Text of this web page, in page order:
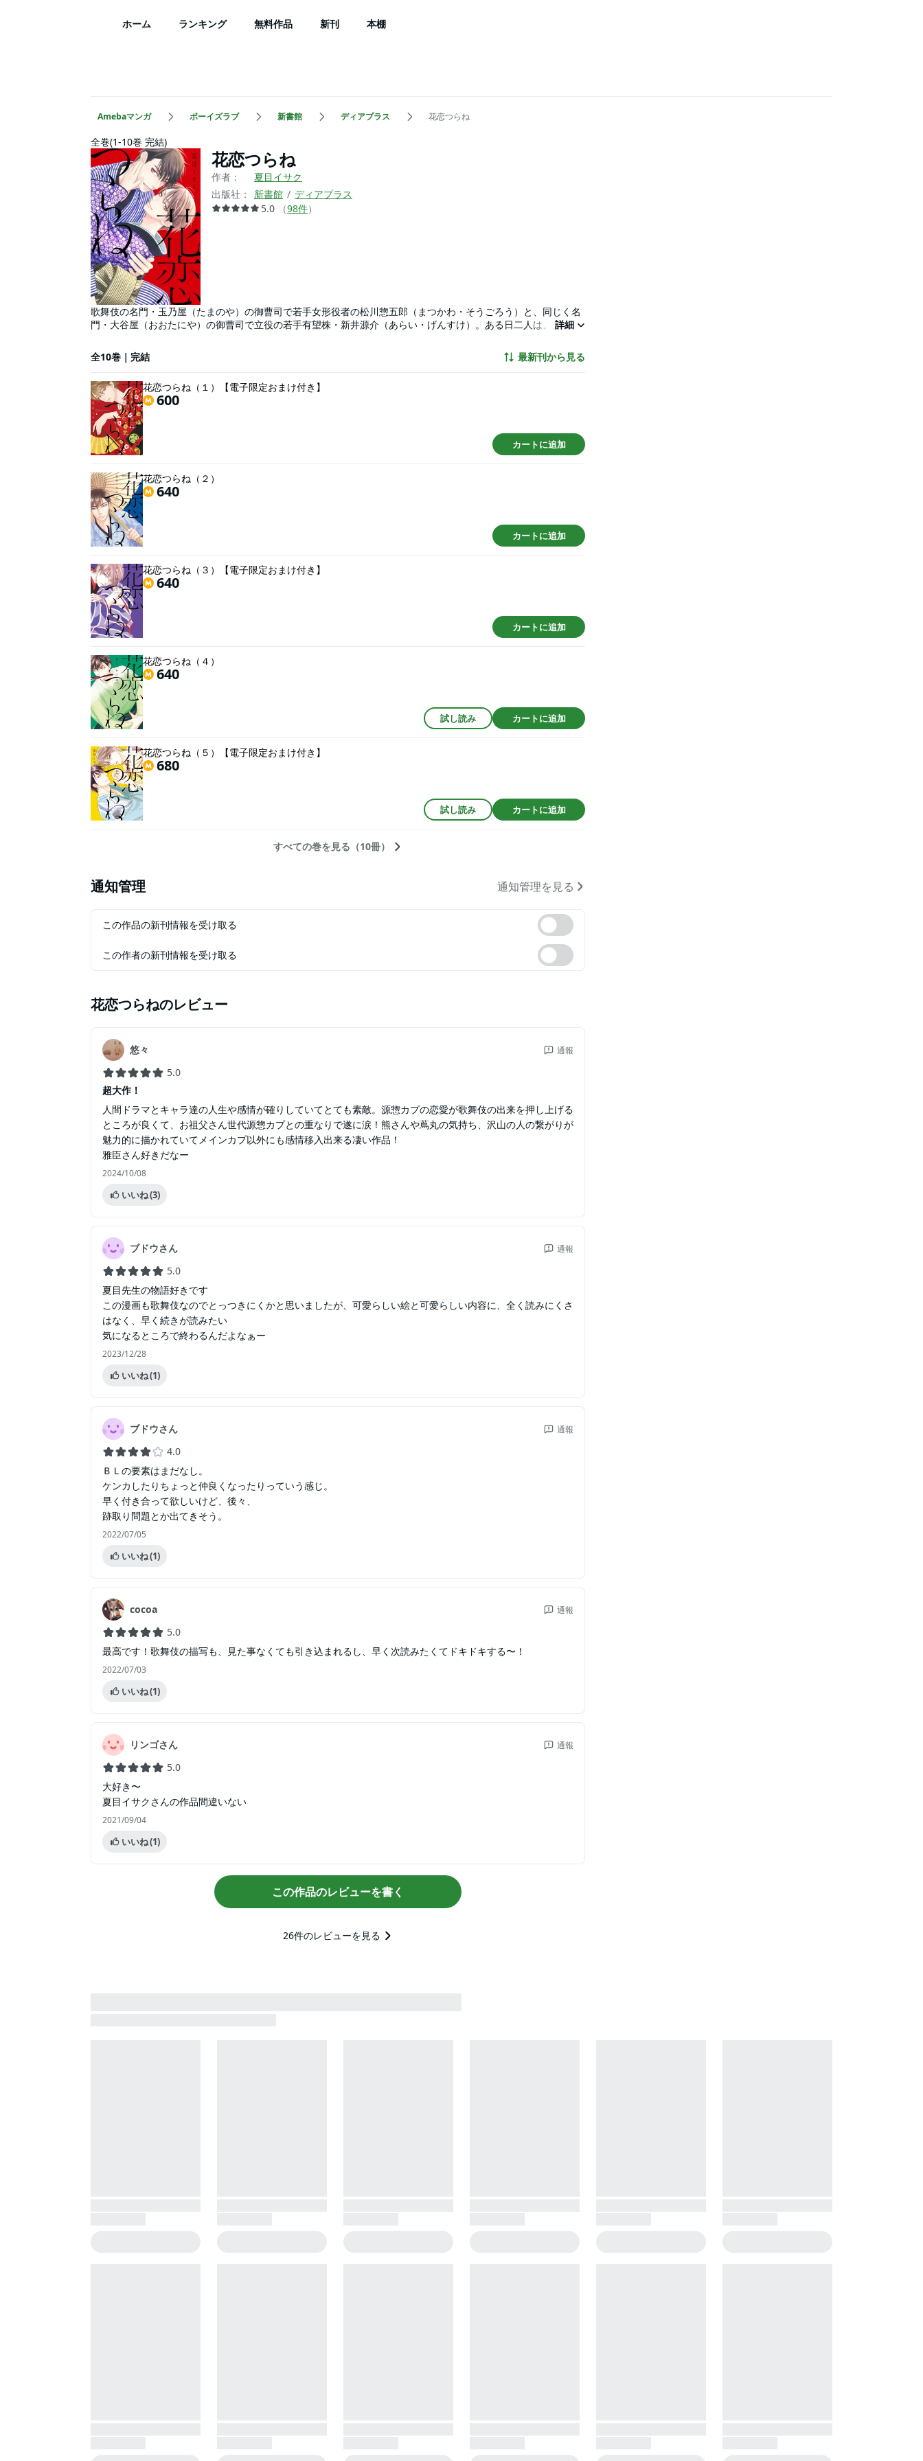
ホーム ランキング 無料作品 新刊 本棚
Amebaマンガ ボーイズラブ 新書館 ディアプラス 花恋つらね
全巻(1-10巻 完結)
花恋つらね
作者：
夏目イサク
出版社：
新書館
ディアプラス
5.0
（98件）
歌舞伎の名門・玉乃屋（たまのや）の御曹司で若手女形役者の松川惣五郎（まつかわ・そうごろう）と、同じく名
門・大谷屋（おおたにや）の御曹司で立役の若手有望株・新井源介（あらい・げんすけ）。ある日二人は、夫婦役
前と一緒に舞台に立ちたかった」と言われ……？梨園の御曹司同士の恋絵巻、華やかに開幕――!!【電子版限定おま
け付き】電子版描き下ろしカラーイラストペーパー(1点)を収録!!
詳細
全10巻｜完結 最新刊から見る
花恋つらね（１）【電子限定おまけ付き】
600
カートに追加
花恋つらね（２）
640
カートに追加
花恋つらね（３）【電子限定おまけ付き】
640
カートに追加
花恋つらね（４）
640
試し読み カートに追加
花恋つらね（５）【電子限定おまけ付き】
680
試し読み カートに追加
すべての巻を見る（10冊）
通知管理 通知管理を見る
この作品の新刊情報を受け取る
この作者の新刊情報を受け取る
花恋つらねのレビュー
悠々 通報
5.0
超大作！
人間ドラマとキャラ達の人生や感情が確りしていてとても素敵。源惣カプの恋愛が歌舞伎の出来を押し上げる
ところが良くて、お祖父さん世代源惣カプとの重なりで遂に涙！熊さんや蔦丸の気持ち、沢山の人の繋がりが
魅力的に描かれていてメインカプ以外にも感情移入出来る凄い作品！
雅臣さん好きだなー
2024/10/08
いいね(3)
ブドウさん 通報
5.0
夏目先生の物語好きです
この漫画も歌舞伎なのでとっつきにくかと思いましたが、可愛らしい絵と可愛らしい内容に、全く読みにくさ
はなく、早く続きが読みたい
気になるところで終わるんだよなぁー
2023/12/28
いいね(1)
ブドウさん 通報
4.0
ＢＬの要素はまだなし。
ケンカしたりちょっと仲良くなったりっていう感じ。
早く付き合って欲しいけど、後々、
跡取り問題とか出てきそう。
2022/07/05
いいね(1)
cocoa 通報
5.0
最高です！歌舞伎の描写も、見た事なくても引き込まれるし、早く次読みたくてドキドキする〜！
2022/07/03
いいね(1)
リンゴさん 通報
5.0
大好き〜
夏目イサクさんの作品間違いない
2021/09/04
いいね(1)
この作品のレビューを書く
26件のレビューを見る